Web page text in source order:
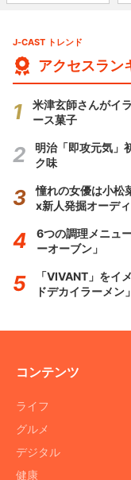
J-CAST トレンド
アクセスラン
米津玄師さんがイ
ース菓子
明治「即攻元気
ク味
憧れの女優は小
x新人発掘オーデ
6つの調理メニュ
ーオーブン」
「VIVANT」を
ドデカイラーメン
コンテンツ
ライフ
グルメ
デジタル
健康